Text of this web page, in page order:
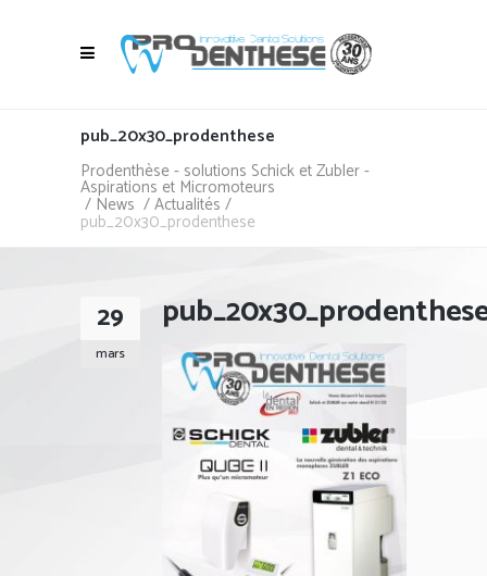
pub_20x30_prodenthese
Prodenthèse - solutions Schick et Zubler -
Aspirations et Micromoteurs
/ News /Actualités /
pub_20x30_prodenthese
29
mars